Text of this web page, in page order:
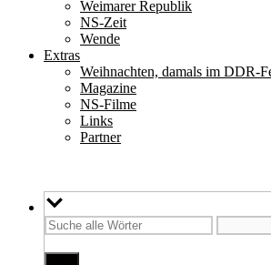
Weimarer Republik
NS-Zeit
Wende
Extras
Weihnachten, damals im DDR-
Magazine
NS-Filme
Links
Partner